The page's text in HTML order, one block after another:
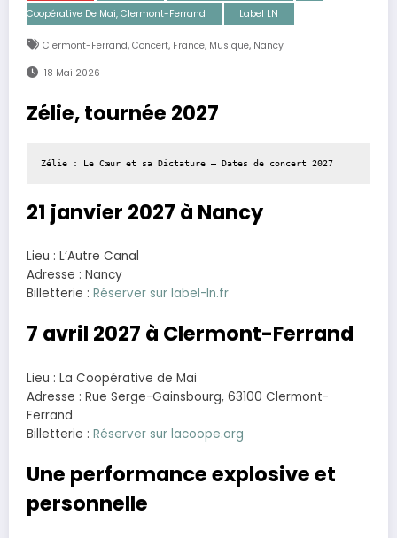
Coopérative De Mai, Clermont-Ferrand
Label LN
Clermont-Ferrand, Concert, France, Musique, Nancy
18 Mai 2026
Zélie, tournée 2027
Zélie : Le Cœur et sa Dictature – Dates de concert 2027
21 janvier 2027 à Nancy
Lieu : L’Autre Canal
Adresse : Nancy
Billetterie : Réserver sur label-ln.fr
7 avril 2027 à Clermont-Ferrand
Lieu : La Coopérative de Mai
Adresse : Rue Serge-Gainsbourg, 63100 Clermont-
Ferrand
Billetterie : Réserver sur lacoope.org
Une performance explosive et
personnelle